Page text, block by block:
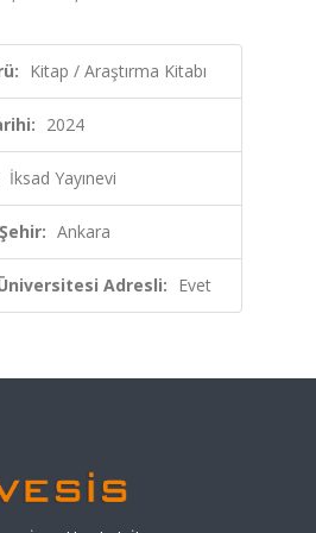
Kitap / Araştırma Kitabı
2024
İksad Yayınevi
Ankara
Adresli: Evet